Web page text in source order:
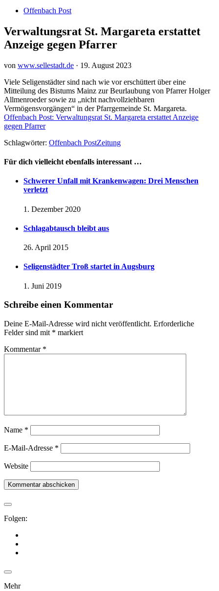
Offenbach Post
Verwaltungsrat St. Margareta erstattet
Anzeige gegen Pfarrer
von www.sellestadt.de · 19. August 2023
Viele Seligenstädter sind nach wie vor erschüttert über eine
Mitteilung des Bistums Mainz zur Beurlaubung von Pfarrer Holger
Allmenroeder sowie zu „nicht nachvollziehbaren
Vermögensvorgängen“ in der Pfarrgemeinde St. Margareta.
Offenbach Post: Verwaltungsrat St. Margareta erstattet Anzeige
gegen Pfarrer
Schlagwörter: Offenbach PostZeitung
Für dich vielleicht ebenfalls interessant …
Schwerer Unfall mit Krankenwagen: Drei Menschen
verletzt
1. Dezember 2020
Schlagabtausch bleibt aus
26. April 2015
Seligenstädter Troß startet in Augsburg
1. Juni 2019
Schreibe einen Kommentar
Deine E-Mail-Adresse wird nicht veröffentlicht. Erforderliche
Felder sind mit * markiert
Kommentar *
Name *
E-Mail-Adresse *
Website
Folgen:
Mehr